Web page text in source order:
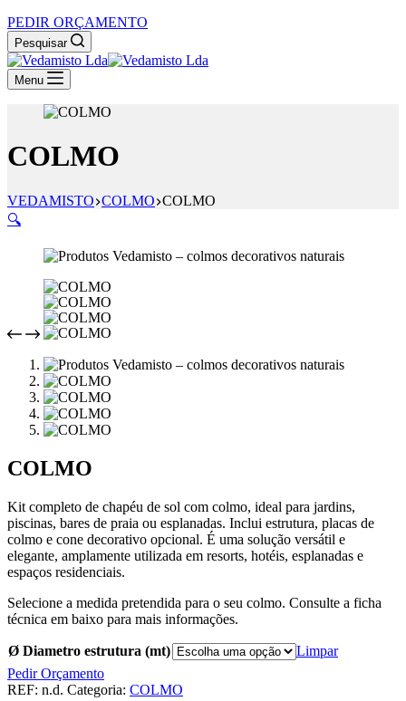
PEDIR ORÇAMENTO
Pesquisar
Menu
COLMO
VEDAMISTO COLMO COLMO
🔍
COLMO
Kit completo de chapéu de sol com colmo, ideal para jardins,
piscinas, bares de praia ou esplanadas. Inclui estrutura, placas de
colmo e cone decorativo opcional. É uma solução versátil e
elegante, amplamente utilizada em resorts, hotéis, esplanadas e
espaços residenciais.
Selecione a medida pretendida para o seu colmo. Consulte a ficha
técnica em baixo para mais informações.
Ø Diametro estrutura (mt)
Limpar
Pedir Orçamento
REF: n.d. Categoria: COLMO